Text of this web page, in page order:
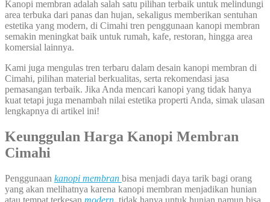
Kanopi membran adalah salah satu pilihan terbaik untuk melindungi
area terbuka dari panas dan hujan, sekaligus memberikan sentuhan
estetika yang modern, di Cimahi tren penggunaan kanopi membran
semakin meningkat baik untuk rumah, kafe, restoran, hingga area
komersial lainnya.
Kami juga mengulas tren terbaru dalam desain kanopi membran di
Cimahi, pilihan material berkualitas, serta rekomendasi jasa
pemasangan terbaik. Jika Anda mencari kanopi yang tidak hanya
kuat tetapi juga menambah nilai estetika properti Anda, simak ulasan
lengkapnya di artikel ini!
Keunggulan Harga Kanopi Membran
Cimahi
Penggunaan kanopi membran bisa menjadi daya tarik bagi orang
yang akan melihatnya karena kanopi membran menjadikan hunian
atau tempat terkesan modern, tidak hanya untuk hunian namun bisa